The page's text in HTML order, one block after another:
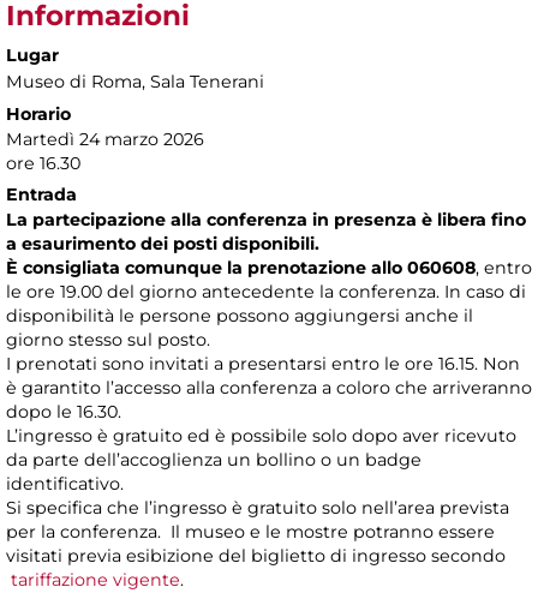
Informazioni
Lugar
Museo di Roma, Sala Tenerani
Horario
Martedì 24 marzo 2026
ore 16.30
Entrada
La partecipazione alla conferenza in presenza è libera fino
a esaurimento dei posti disponibili.
È consigliata comunque la prenotazione allo 060608, entro
le ore 19.00 del giorno antecedente la conferenza. In caso di
disponibilità le persone possono aggiungersi anche il
giorno stesso sul posto.
I prenotati sono invitati a presentarsi entro le ore 16.15. Non
è garantito l’accesso alla conferenza a coloro che arriveranno
dopo le 16.30.
L’ingresso è gratuito ed è possibile solo dopo aver ricevuto
da parte dell’accoglienza un bollino o un badge
identificativo.
Si specifica che l’ingresso è gratuito solo nell’area prevista
per la conferenza. Il museo e le mostre potranno essere
visitati previa esibizione del biglietto di ingresso secondo
tariffazione vigente.